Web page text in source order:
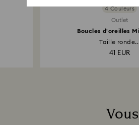
4 Couleurs
Outlet
Boucles d'oreilles
Taille
41 EUR